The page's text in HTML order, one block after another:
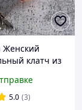
Женский
клатч из
5.0 (3)